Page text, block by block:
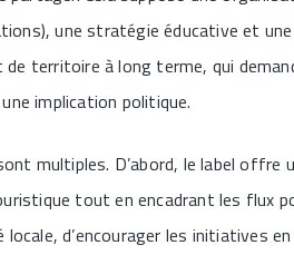
une stratégie éducative et
de territoire à long terme, qui
implication politique.
multiples. D’abord, le label offre
tout en encadrant les flux
d’encourager les initiatives